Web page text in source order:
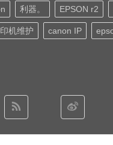
利器。 EPSON r2
机维护 canon IP